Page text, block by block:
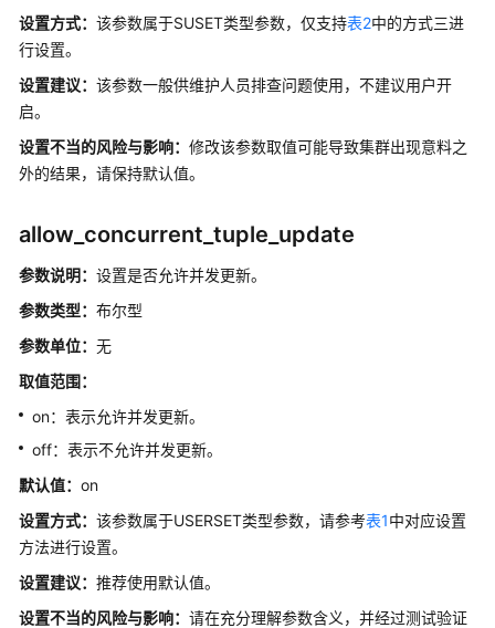
数
数
使
用
门
设
计
议
应
程
序
设置方式： 该参数属于SUSET类型参数，仅支持表2中的方式三进
行设置。
设置建议： 该参数一般供维护人员排查问题使用，不建议用户开
启。
设置不当的风险与影响： 修改该参数取值可能导致集群出现意料之
外的结果，请保持默认值。
allow_concurrent_tuple_update
参数说明： 设置是否允许并发更新。
参数类型： 布尔型
参数单位： 无
取值范围：
on：表示允许并发更新。
off：表示不允许并发更新。
默认值： on
设置方式： 该参数属于USERSET类型参数，请参考表1中对应设置
方法进行设置。
设置建议： 推荐使用默认值。
设置不当的风险与影响： 请在充分理解参数含义，并经过测试验证